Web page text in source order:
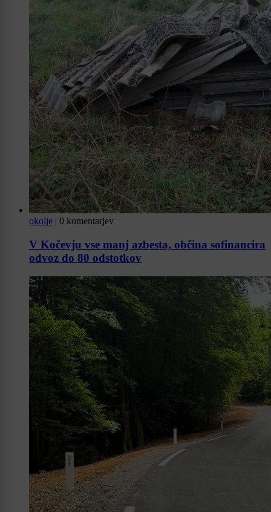
okolje | 0 komentarjev
V Kočevju vse manj azbesta, občina sofinancira
odvoz do 80 odstotkov